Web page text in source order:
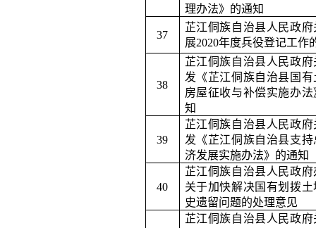
理办法》的通知
37
芷江侗族自治县人民政府
展2020年度兵役登记工作
38
芷江侗族自治县人民政府
发《芷江侗族自治县国有
房屋征收与补偿实施办法
知
39
芷江侗族自治县人民政府
发《芷江侗族自治县支持
济发展实施办法》的通知
40
芷江侗族自治县人民政府
关于加快解决国有划拨土
史遗留问题的处理意见
芷江侗族自治县人民政府